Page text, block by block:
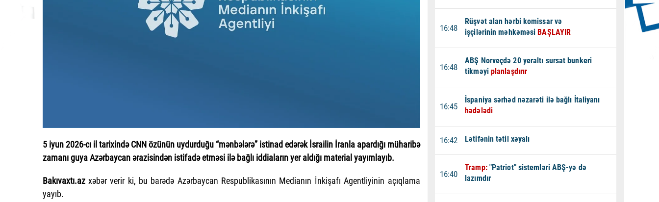
5 iyun 2026-cı il tarixində CNN özünün uydurduğu “mənbələrə” istinad edərək İsrailin İranla apardığı müharibə
zamanı guya Azərbaycan ərazisindən istifadə etməsi ilə bağlı iddiaların yer aldığı material yayımlayıb.
Bakıvaxtı.azxəbər verir ki, bu barədə Azərbaycan Respublikasının Medianın İnkişafı Agentliyinin açıqlama
yayıb.
16:48
Rüşvət alan hərbi komissar və
işçilərinin məhkəməsi BAŞLAYIR
16:48
ABŞ Norveçdə 20 yeraltı sursat bunkeri
tikməyiplanlaşdırır
16:45
İspaniya sərhəd nəzarəti ilə bağlı İtaliyanı
hədələdi
16:42 Lətifənin tətil xəyalı
16:40
Tramp:"Patriot" sistemləri ABŞ-yə də
lazımdır